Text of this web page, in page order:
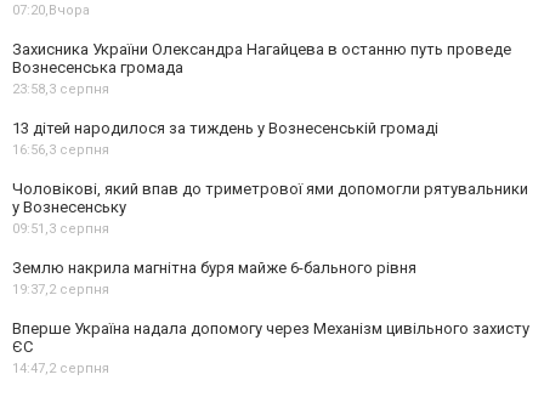
07:20, Вчора
Захисника України Олександра Нагайцева в останню путь проведе
Вознесенська громада
23:58,3 серпня
13 дітей народилося за тиждень у Вознесенській громаді
16:56,3 серпня
Чоловікові, який впав до триметрової ями допомогли рятувальники
у Вознесенську
09:51,3 серпня
Землю накрила магнітна буря майже 6-бального рівня
19:37,2 серпня
Вперше Україна надала допомогу через Механізм цивільного захисту
ЄС
14:47,2 серпня